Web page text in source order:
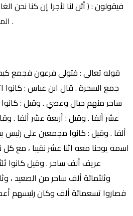
فيقولون : ( أئن لنا لأجرا إن كنا نحن
المقربين ) [ الشعراء : 41 ، 42 ] .
قوله تعالى : فتولى فرعون فجمع
جمع السحرة . قال ابن عباس : كانوا
ساحر منهم حبال وعصي . وقيل : كانوا
عشر ألفا . وقيل : أربعة عشر ألفا .
ألفا . وقيل : كانوا مجمعين على
اسمه يوحنا معه اثنا عشر نقيبا ، مع
عريف ألف ساحر . وقيل كانوا
وثلثمائة ألف ساحر من الصعيد ،
فصاروا تسعمائة ألف وكان رئيسهم